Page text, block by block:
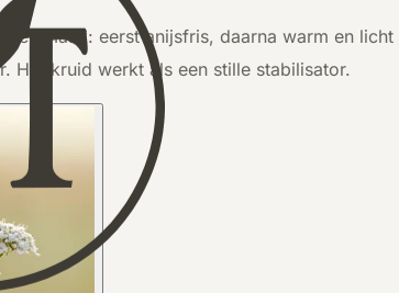
smaak: eerst anijsfris, daarna warm en
Het kruid werkt als een stille stabilisator.